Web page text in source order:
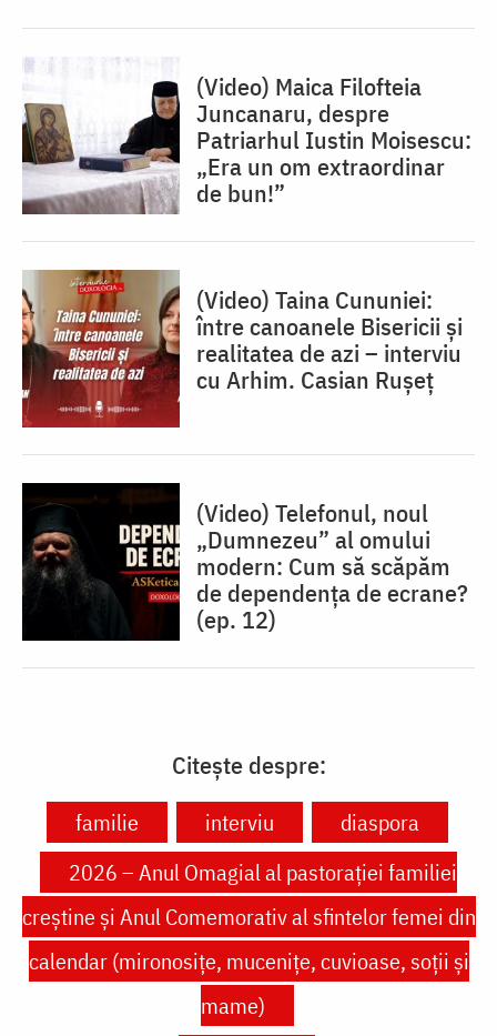
(Video) Maica Filofteia
Juncanaru, despre
Patriarhul Iustin Moisescu:
„Era un om extraordinar
de bun!”
(Video) Taina Cununiei:
între canoanele Bisericii și
realitatea de azi – interviu
cu Arhim. Casian Rușeț
(Video) Telefonul, noul
„Dumnezeu” al omului
modern: Cum să scăpăm
de dependența de ecrane?
(ep. 12)
Citește despre:
familie interviu
diaspora
2026 – Anul Omagial al pastorației familiei
creștine și Anul Comemorativ al sfintelor femei din
calendar (mironosițe, mucenițe, cuvioase, soții și
mame)